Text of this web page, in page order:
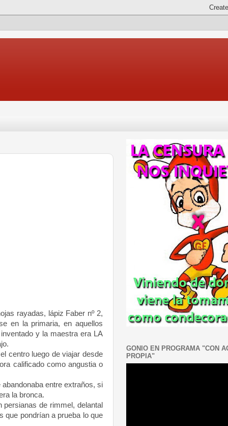
rayadas, lápiz Faber nº 2,
en la primaria, en aquellos
y la maestra era LA
centro luego de viajar desde
calificado como angustia o
entre extraños, si
la bronca.
de rimmel, delantal
que pondrían a prueba lo que
GONIO EN PROGRAMA "CON
PROPIA"